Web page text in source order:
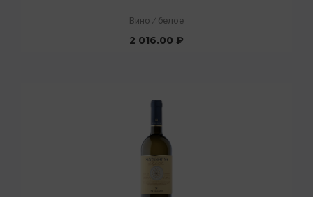
Вино / белое
2 016.00 ₽